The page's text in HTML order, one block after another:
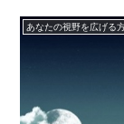
れば」なんてこと
ん。今まで...
あなたの視野を広げる